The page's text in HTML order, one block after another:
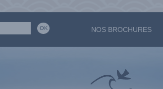
NOS BROCHURES